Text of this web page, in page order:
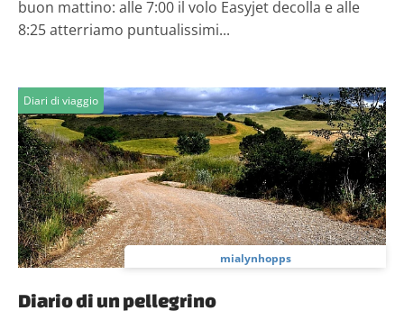
buon mattino: alle 7:00 il volo Easyjet decolla e alle
8:25 atterriamo puntualissimi...
Diari di viaggio
mialynhopps
Diario di un pellegrino